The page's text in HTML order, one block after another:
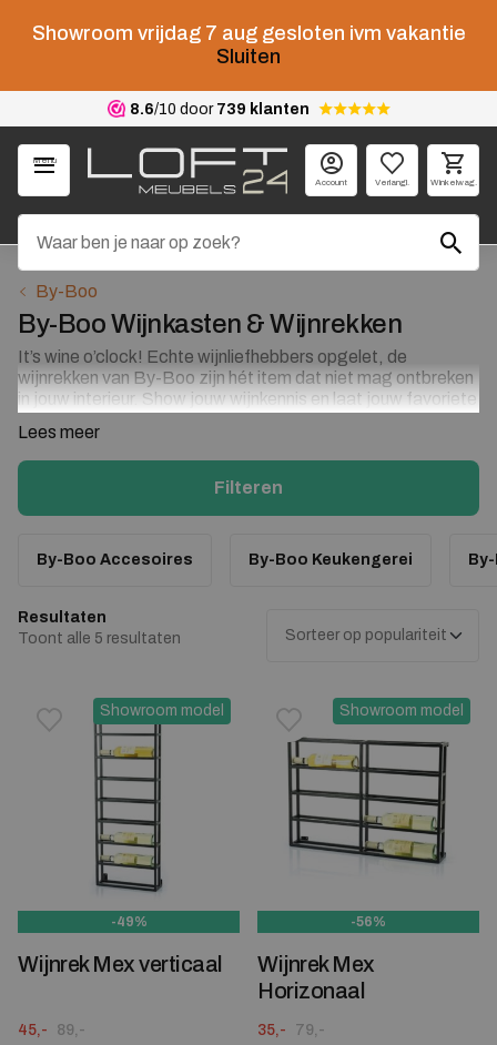
Showroom vrijdag 7 aug gesloten ivm vakantie
Sluiten
8.6/10 door 739 klanten
Menu
Account Verlangl. Winkelwag.
By-Boo
By-Boo Wijnkasten & Wijnrekken
It’s wine o’clock! Echte wijnliefhebbers opgelet, de
wijnrekken van By-Boo zijn hét item dat niet mag ontbreken
in jouw interieur. Show jouw wijnkennis en laat jouw favoriete
met een verhaal komen extra mooi tot hun recht in een open
wijnkast. Wat is jouw favoriet?
Lees meer
Filteren
By-Boo Accesoires By-Boo Keukengerei
Resultaten
Toont alle 5 resultaten Gesorteerd op populariteit
Showroom model
Toevoegen aan verlanglijstje
Verwijderen van verlanglijst
-49%
Wijnrek Mex verticaal
89,-
Oorspronkelijke prijs was: 89,-.
45,-
Huidige prijs is: 45,-.
Showroom model
Toevoegen aan
Verwijderen van verlanglijst
-56%
Wijnrek Mex
Horizonaal
79,-
Oorspronkelijke prijs was: 79,-.
35,-
Huidige prijs is: 35,-.